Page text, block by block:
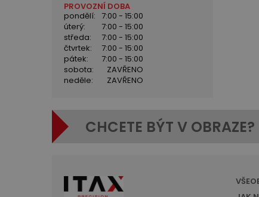
PROVOZNÍ DOBA
pondělí:
7:00 - 15:00
úterý:
7:00 - 15:00
středa:
7:00 - 15:00
čtvrtek:
7:00 - 15:00
pátek:
7:00 - 15:00
sobota:
ZAVŘENO
neděle:
ZAVŘENO
CHCETE BÝT V OBRAZE?